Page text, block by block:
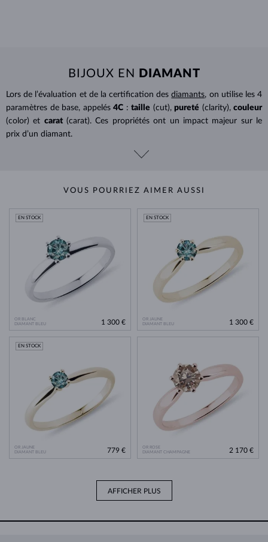
BIJOUX EN DIAMANT
Lors de l’évaluation et de la certification desdiamants, on utilise les 4
paramètres de base, appelés 4C : taille (cut), pureté (clarity), couleur
(color) et carat (carat). Ces propriétés ont un impact majeur sur le
prix d’un diamant.
VOUS POURRIEZ AIMER AUSSI
OR BLANC
DIAMANT BLEU
EN STOCK
1 300 €
OR JAUNE
DIAMANT BLEU
EN STOCK
1 300 €
OR JAUNE
DIAMANT BLEU
EN STOCK
779 €
OR ROSE
DIAMANT CHAMPAGNE
2 170 €
AFFICHER PLUS